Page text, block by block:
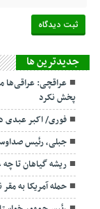
جديدترين ها
عراقچی: عراقی‌ها
پخش نکرد
فوری/ اکبر
جبلی، رئیس
ریشه گیاهان تا
حمله آمریکا به